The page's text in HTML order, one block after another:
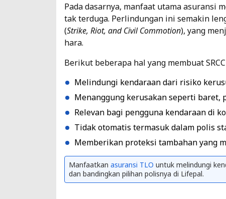
Pada dasarnya, manfaat utama asuransi
tak terduga. Perlindungan ini semakin
(Strike, Riot, and Civil Commotion), yang
hara.
Berikut beberapa hal yang membuat
Melindungi kendaraan dari risiko
Menanggung kerusakan seperti baret,
Relevan bagi pengguna kendaraan di
Tidak otomatis termasuk dalam polis
Memberikan proteksi tambahan yang
Manfaatkan asuransi TLO untuk melindungi
dan bandingkan pilihan polisnya di Lifepal.